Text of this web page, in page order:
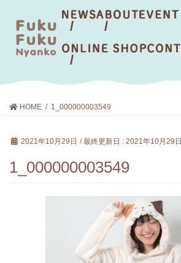
HOME 1_000000003549
2021年10月29日 / 最終更新日 : 2021年10月29日
1_000000003549